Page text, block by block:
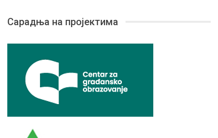
Сарадња на пројектима